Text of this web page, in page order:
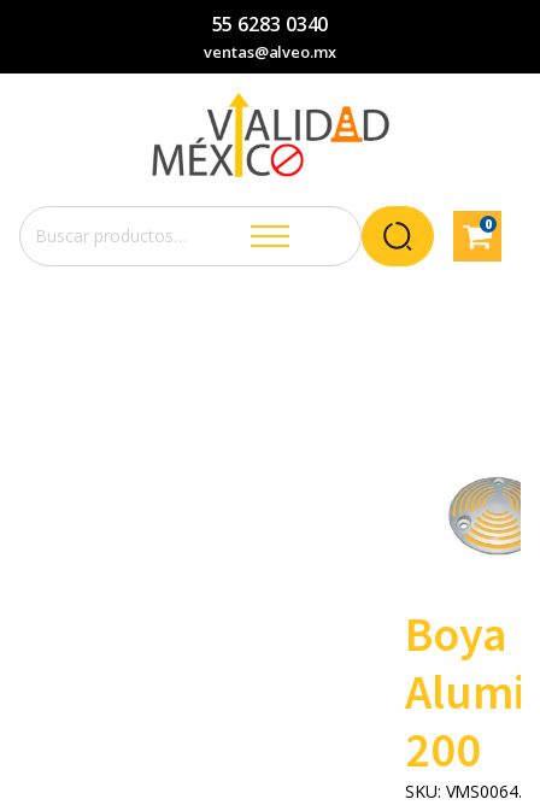
55 6283 0340
ventas@alveo.mx
Buscar
por:
0
Boya
200
SKU: